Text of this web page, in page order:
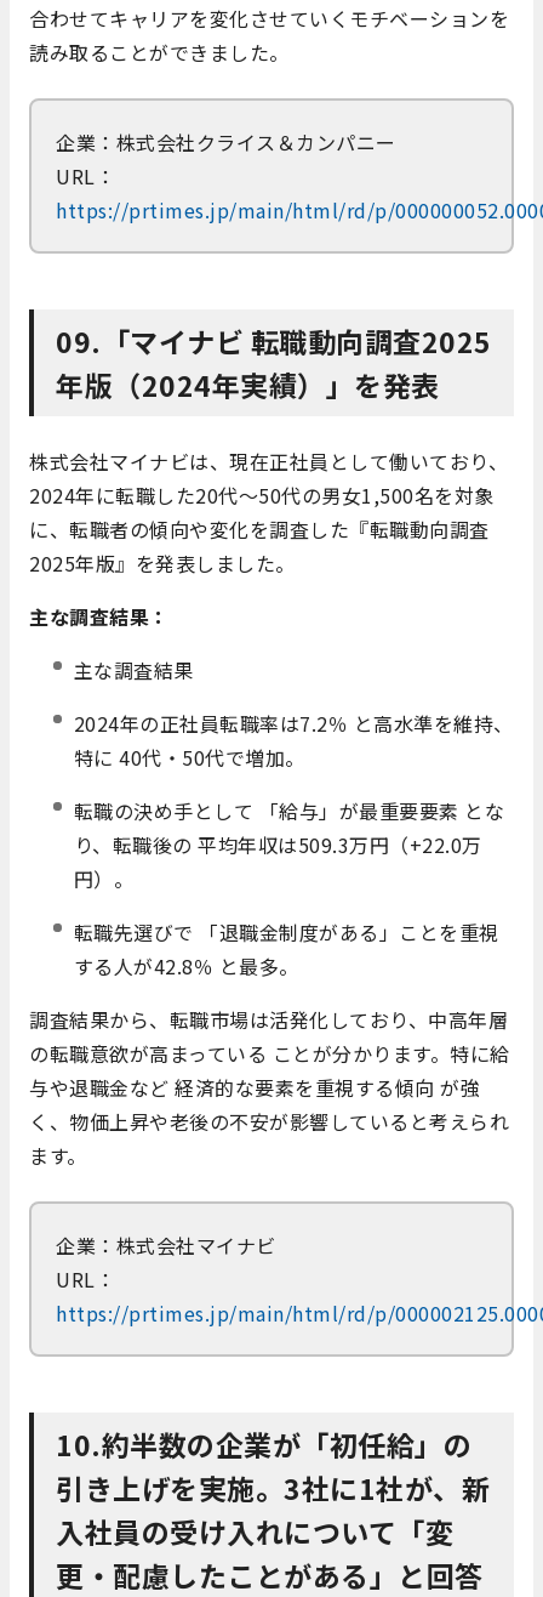
合わせてキャリアを変化させていくモチベーションを
読み取ることができました。
企業：株式会社クライス＆カンパニー
URL：
https://prtimes.jp/main/html/rd/p/
09.「マイナビ 転職動向調査2025
年版（2024年実績）」を発表
株式会社マイナビは、現在正社員として働いており、
2024年に転職した20代～50代の男女1,500名を対象
に、転職者の傾向や変化を調査した『転職動向調査
2025年版』を発表しました。
主な調査結果：
主な調査結果
2024年の正社員転職率は7.2％ と高水準を維持、
特に 40代・50代で増加。
転職の決め手として 「給与」が最重要要素 とな
り、転職後の 平均年収は509.3万円（+22.0万
円）。
転職先選びで 「退職金制度がある」ことを重視
する人が42.8％ と最多。
調査結果から、転職市場は活発化しており、中高年層
の転職意欲が高まっている ことが分かります。特に給
与や退職金など 経済的な要素を重視する傾向 が強
く、物価上昇や老後の不安が影響していると考えられ
ます。
企業：株式会社マイナビ
URL：
https://prtimes.jp/main/html/rd/p/
10.約半数の企業が「初任給」の
引き上げを実施。3社に1社が、新
入社員の受け入れについて「変
更・配慮したことがある」と回答